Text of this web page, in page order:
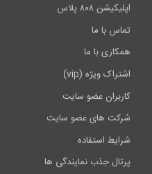
اپلیکیشن ۸۰۸ پلاس
تماس با ما
همکاری با ما
اشتراک ویژه (vip)
کاربران عضو سایت
شرکت های عضو سایت
شرایط استفاده
پرتال جذب نمایندگی ها